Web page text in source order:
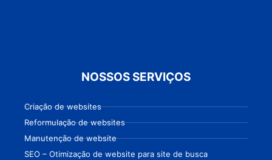
NOSSOS SERVIÇOS
Criação de websites
Reformulação de websites
Manutenção de website
SEO – Otimização de website para site de busca